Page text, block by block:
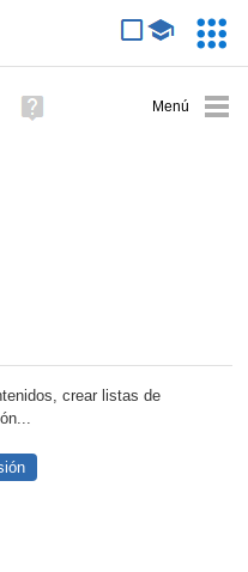
avanzada
Ayuda
(en
crear listas de